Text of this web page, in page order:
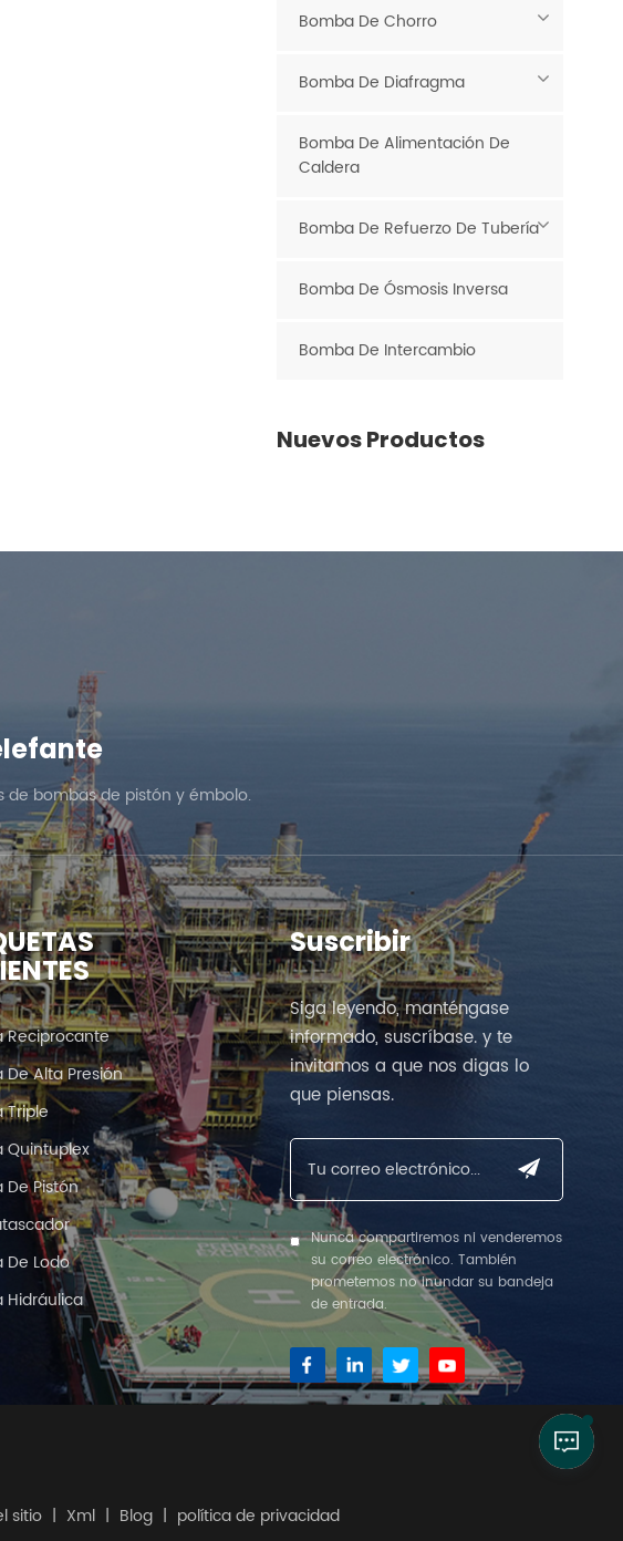
Bomba De Chorro
Bomba De Diafragma
Bomba De Alimentación De
Caldera
Bomba De Refuerzo De Tubería
Bomba De Ósmosis Inversa
Bomba De Intercambio
Nuevos Productos
de bombas de pistón y émbolo.
Reciprocante
De Alta Presión
Triple
Quintuplex
De Pistón
De Lodo
Hidráulica
Suscribir
Siga leyendo, manténgase
informado, suscríbase. y te
invitamos a que nos digas lo
que piensas.
Nunca compartiremos ni venderemos
su correo electrónico. También
prometemos no inundar su bandeja
de entrada.
sitio | Xml | Blog | política de privacidad